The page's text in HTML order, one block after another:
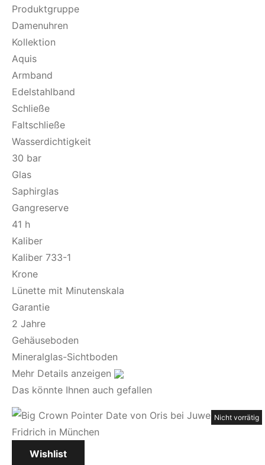
Produktgruppe
Damenuhren
Kollektion
Aquis
Armband
Edelstahlband
Schließe
Faltschließe
Wasserdichtigkeit
30 bar
Glas
Saphirglas
Gangreserve
41 h
Kaliber
Kaliber 733-1
Krone
Lünette mit Minutenskala
Garantie
2 Jahre
Gehäuseboden
Mineralglas-Sichtboden
Mehr Details anzeigen
Das könnte Ihnen auch gefallen
Nicht vorrätig
Wishlist
Nicht vorrätig